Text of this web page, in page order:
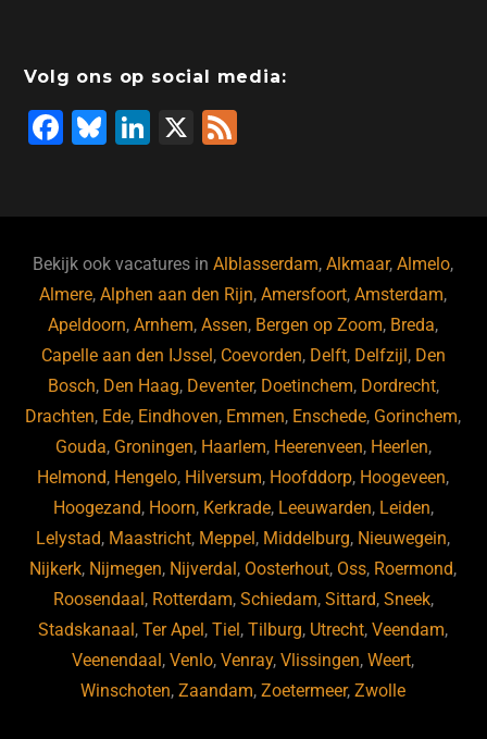
Volg ons op social media:
F
b
o
o
k
Bl
ky
Li
dI
n
X
Bekijk ook vacatures inAlblasserdam,Alkmaar,Almelo,
Almere,Alphen aan den Rijn,Amersfoort,Amsterdam,
Apeldoorn,Arnhem,Assen, Bergen op Zoom, Breda,
Capelle aan den IJssel, Coevorden, Delft, Delfzijl, Den
Bosch, Den Haag, Deventer, Doetinchem, Dordrecht,
Drachten, Ede, Eindhoven, Emmen, Enschede, Gorinchem,
Gouda, Groningen, Haarlem, Heerenveen, Heerlen,
Helmond, Hengelo, Hilversum, Hoofddorp, Hoogeveen,
Hoogezand, Hoorn, Kerkrade, Leeuwarden, Leiden,
Lelystad, Maastricht, Meppel, Middelburg, Nieuwegein,
Nijkerk, Nijmegen, Nijverdal, Oosterhout, Oss, Roermond,
Roosendaal, Rotterdam, Schiedam, Sittard, Sneek,
Stadskanaal,Ter Apel,Tiel,Tilburg, Utrecht,Veendam,
Veenendaal,Venlo,Venray,Vlissingen,Weert,
Winschoten,Zaandam,Zoetermeer,Zwolle